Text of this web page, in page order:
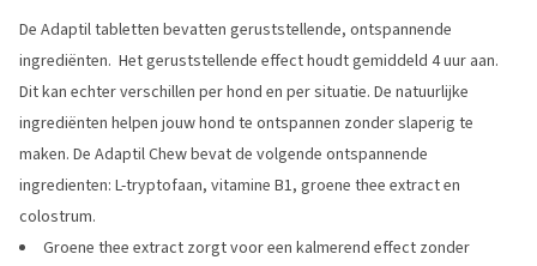
De Adaptil tabletten bevatten geruststellende, ontspannende
ingrediënten. Het geruststellende effect houdt gemiddeld 4 uur aan.
Dit kan echter verschillen per hond en per situatie. De natuurlijke
ingrediënten helpen jouw hond te ontspannen zonder slaperig te
maken. De Adaptil Chew bevat de volgende ontspannende
ingredienten: L-tryptofaan, vitamine B1, groene thee extract en
colostrum.
Groene thee extract zorgt voor een kalmerend effect zonder